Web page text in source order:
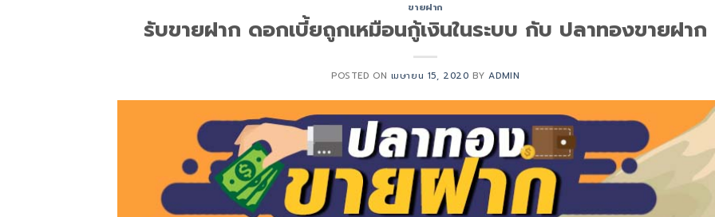
ขายฝาก
รับขายฝาก ดอกเบี้ยถูกเหมือนกู้เงินในระบบ กับ ปลาทองขายฝาก
POSTED ON เมษายน 15, 2020 BYADMIN